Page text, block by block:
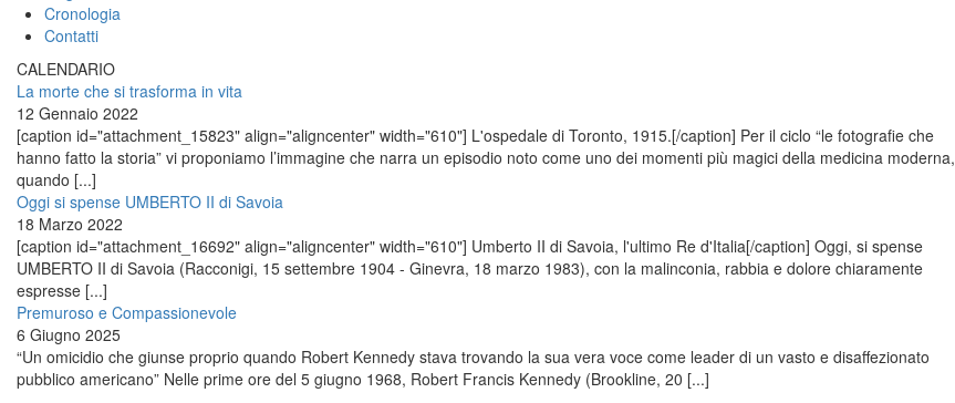
Cronologia
Contatti
CALENDARIO
La morte che si trasforma in vita
12 Gennaio 2022
[caption id="attachment_15823" align="aligncenter" width="610"] L'ospedale di Toronto, 1915.[/caption] Per il ciclo “le fotografie che
hanno fatto la storia” vi proponiamo l’immagine che narra un episodio noto come uno dei momenti più magici della medicina moderna,
quando [...]
Oggi si spense UMBERTO II di Savoia
18 Marzo 2022
[caption id="attachment_16692" align="aligncenter" width="610"] Umberto II di Savoia, l'ultimo Re d'Italia[/caption] Oggi, si spense
UMBERTO II di Savoia (Racconigi, 15 settembre 1904 - Ginevra, 18 marzo 1983), con la malinconia, rabbia e dolore chiaramente
espresse [...]
Premuroso e Compassionevole
6 Giugno 2025
“Un omicidio che giunse proprio quando Robert Kennedy stava trovando la sua vera voce come leader di un vasto e disaffezionato
pubblico americano” Nelle prime ore del 5 giugno 1968, Robert Francis Kennedy (Brookline, 20 [...]